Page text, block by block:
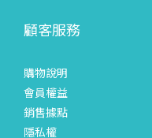
顧客服務
購物說明
會員權益
銷售據點
隱私權